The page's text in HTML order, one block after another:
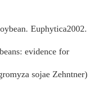
Euphytica2002.
evidence for
sojae Zehntner)